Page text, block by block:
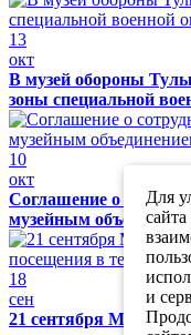
13
окт
В музей обороны
зоны специальной
10
окт
Соглашение о
музейным
18
сен
21 сентября Музей
Для
и